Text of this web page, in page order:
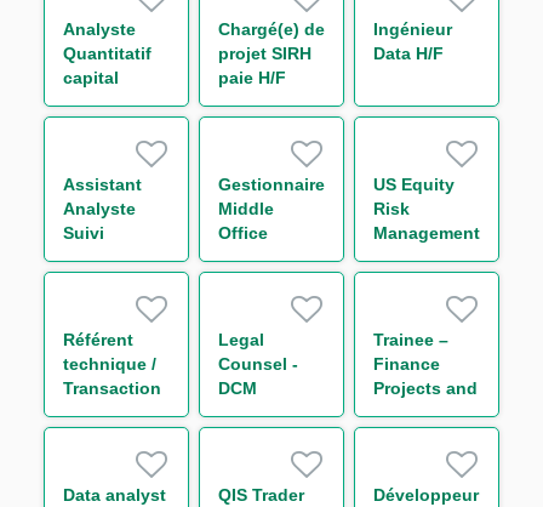
Analyste
Quantitatif
capital
économique
Chargé(e) de
projet SIRH
paie H/F
Ingénieur
Data H/F
Assistant
Analyste
Suivi
d'Activité de
Margin &
Collateral
H/F
Gestionnaire
Middle
Office
Support
Rates H/F
US Equity
Risk
Management
Analyst
Référent
technique /
Transaction
Regulatory
Legal
Counsel -
DCM
Trainee –
Finance
Projects and
Reporting
Contract)
Data analyst
QIS Trader
Développeur